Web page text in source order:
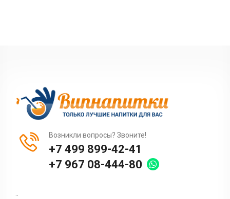
Возникли вопросы? Звоните!
+7 499 899-42-41
+7 967 08-444-80
..